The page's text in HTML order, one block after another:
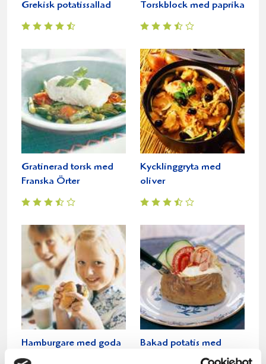
Grekisk potatissallad Torskblock med paprika
Gratinerad torsk med
Franska Örter
Kycklinggryta med
oliver
Hamburgare med goda
såser
Bakad potatis med
mumsig fyllning